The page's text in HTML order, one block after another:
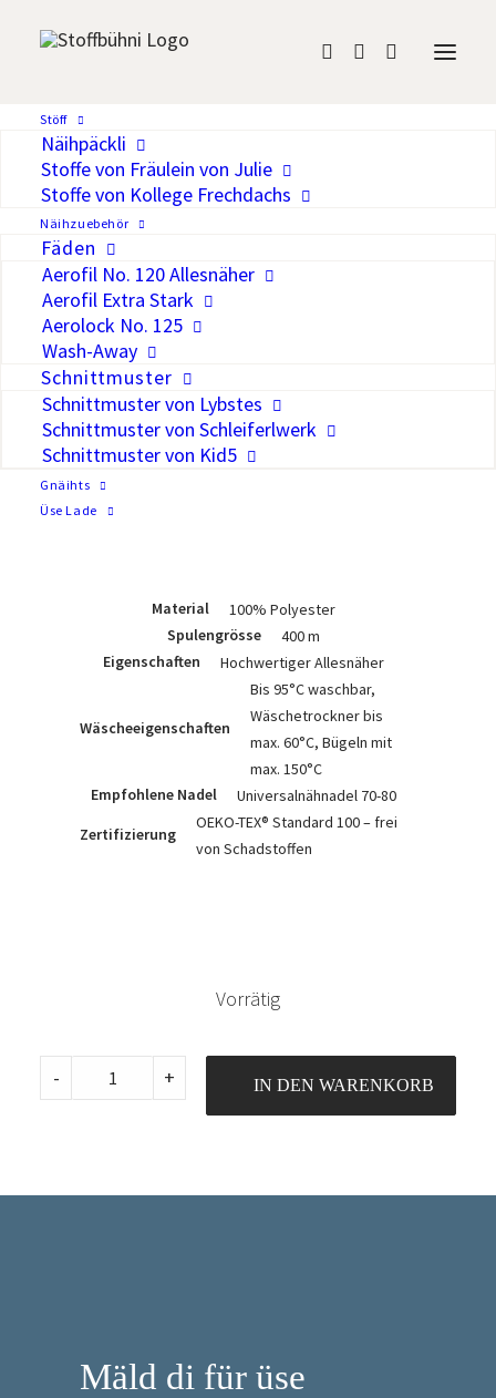
Stöff
Näihpäckli
Stoffe von Fräulein von Julie
Stoffe von Kollege Frechdachs
Näihzuebehör
Fäden
Aerofil No. 120 Allesnäher
Aerofil Extra Stark
Aerolock No. 125
Wash-Away
Schnittmuster
Schnittmuster von Lybstes
Schnittmuster von Schleiferlwerk
Schnittmuster von Kid5
Gnäihts
Üse Lade
120, 400m, Col. 8312
Auf die Wunschliste
Aerofil No. 120 ist ein hochwertiger
Nähfaden für alle Stoffe und Nähte.
Hohe Reiss- und Scheuerfestigkeit und
hervorragende Geschmeidigkeit,
gepaart mit exzellenter
Material
100% Polyester
Spulengrösse
400 m
Eigenschaften
Hochwertiger Allesnäher
Wäscheeigenschaften
Bis 95°C waschbar,
Wäschetrockner bis
max. 60°C, Bügeln mit
max. 150°C
Empfohlene Nadel
Universalnähnadel 70-80
Zertifizierung
OEKO-TEX® Standard 100 – frei
von Schadstoffen
Vorrätig
Madeira
Aerofil
- + IN DEN WARENKORB
Mäld di für üse